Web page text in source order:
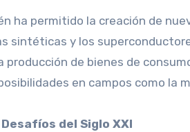
ha permitido la creación de
sintéticas y los
producción de bienes de
en campos como la
del Siglo XXI